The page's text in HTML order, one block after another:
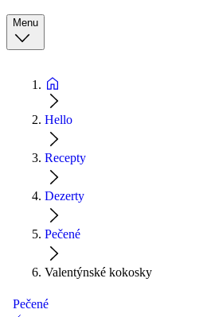
Menu
Hello
Recepty
Dezerty
Pečené
Valentýnské kokosky
Pečené